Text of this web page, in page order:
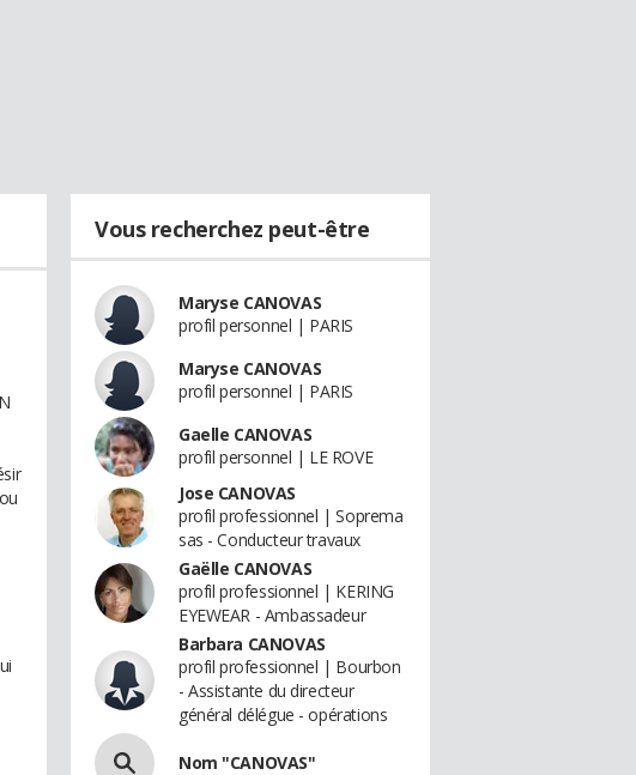
Vous recherchez peut-être
Maryse CANOVAS
profil personnel | PARIS
Maryse CANOVAS
profil personnel | PARIS
Gaelle CANOVAS
profil personnel | LE ROVE
Jose CANOVAS
profil professionnel | Soprema
sas - Conducteur travaux
Gaëlle CANOVAS
profil professionnel | KERING
EYEWEAR - Ambassadeur
Barbara CANOVAS
profil professionnel | Bourbon
- Assistante du directeur
général délégue - opérations
Nom "CANOVAS"